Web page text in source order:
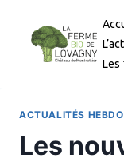
contenu
Les
ACTUALITÉS
Les